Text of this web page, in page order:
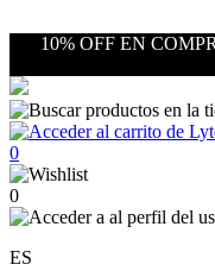
10% OFF EN
0
0
ES